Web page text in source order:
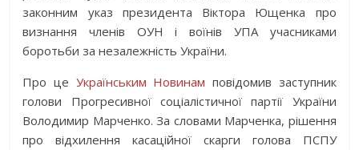
законним указ президента Віктора Ющенка про
визнання членів ОУН і воїнів УПА учасниками
боротьби за незалежність України.
Про це Українським Новинам повідомив заступник
голови Прогресивної соціалістичної партії України
Володимир Марченко. За словами Марченка, рішення
про відхилення касаційної скарги голова ПСПУ